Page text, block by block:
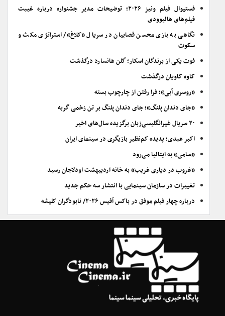
فستیوال فیلم ونیز ۲۰۲۶؛ توضیحات مدیر جشنواره درباره غیبت
فیلم‌های هالیوودی
نگاهی به بازی محسن قصابیان در سریال «کلاغ»/ استراتژی مکث و
سکوت
فوت یکی از برندگان اسکار؛ گلن هانسارد درگذشت
کاوه کاویان درگذشت
«روسری آبی»؛ فرا رفتن از چارچوب بسته
«جای دندان پلنگ»؛ جای دندان پلنگ بر تن زخمی گربه
۲۰ سریال غیرانگلیسی‌زبان برگزیده سال‌های اخیر
اکبر عبدی؛ پدیده کم‌نظیر بازیگری در سینمای ایران
«سامی» به ایتالیا می‌رود
«غروب در دیاری غریب» به خانه اردیبهشت اودلاجان رسید
تغییرات در سازمان سینمایی با انتشار سه حکم جدید
درباره چهار فیلم موفق در باکس آفیس ۲۰۲۶/ نابودگران کلیشه